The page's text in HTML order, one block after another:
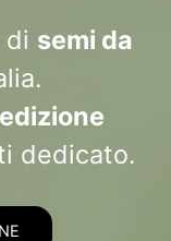
di semi da
dedicato.